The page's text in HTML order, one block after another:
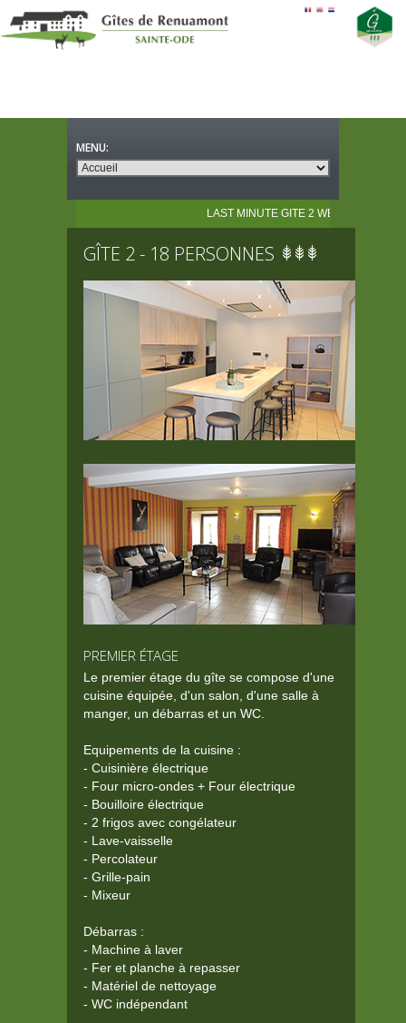
LAST MINUTE GITE 2 WE 10 AU 12/04
GÎTE 2 - 18 PERSONNES
PREMIER ÉTAGE
Le premier étage du gîte se compose d'une
cuisine équipée, d'un salon, d'une salle à
manger, un débarras et un WC.
Equipements de la cuisine :
- Cuisinière électrique
- Four micro-ondes + Four électrique
- Bouilloire électrique
- 2 frigos avec congélateur
- Lave-vaisselle
- Percolateur
- Grille-pain
- Mixeur
Débarras :
- Machine à laver
- Fer et planche à repasser
- Matériel de nettoyage
- WC indépendant